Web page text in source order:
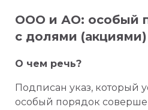
ООО и АО: особый
с долями (акциями)
О чем речь?
Подписан указ, который
особый порядок